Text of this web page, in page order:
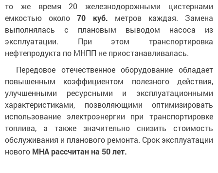
то же время 20 железнодорожными цистернами
емкостью около70 куб. метров каждая. Замена
выполнялась с плановым выводом насоса из
эксплуатации. При этом транспортировка
нефтепродукта по МНПП не приостанавливалась.
Передовое отечественное оборудование обладает
повышенным коэффициентом полезного действия,
улучшенными ресурсными и эксплуатационными
характеристиками, позволяющими оптимизировать
использование электроэнергии при транспортировке
топлива, а также значительно снизить стоимость
обслуживания и планового ремонта. Срок эксплуатации
нового МНА рассчитан на 50 лет.